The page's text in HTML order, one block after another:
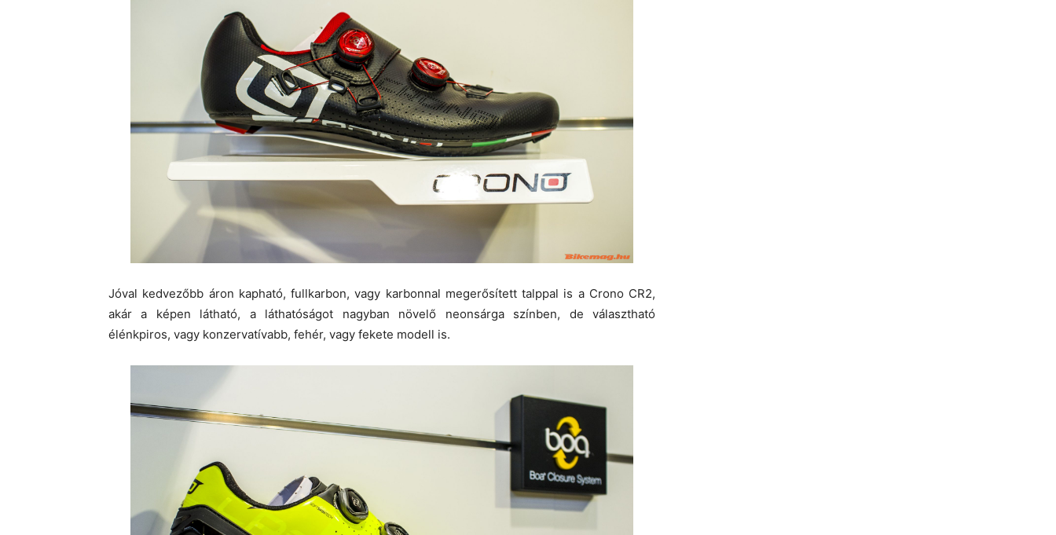
Jóval kedvezőbb áron kapható, fullkarbon, vagy karbonnal megerősített talppal is a Crono CR2,
akár a képen látható, a láthatóságot nagyban növelő neonsárga színben, de választható
élénkpiros, vagy konzervatívabb, fehér, vagy fekete modell is.